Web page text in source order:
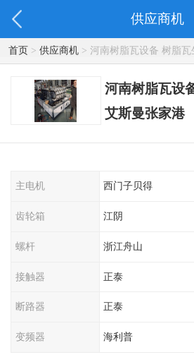
供应商机
首页> 供应商机> 河南树脂瓦设备 树脂瓦
河南树脂瓦设
艾斯曼张家港
主电机 西门子贝得
齿轮箱 江阴
螺杆 浙江舟山
接触器 正泰
断路器 正泰
变频器 海利普